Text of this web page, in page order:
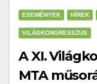
ESEMÉNYEK HÍREK
VILÁGKONGRESSZUS
A XI.
MTA